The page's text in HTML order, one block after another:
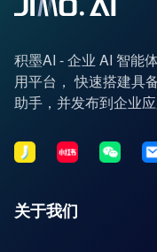
积墨AI - 企业 AI 智能
用平台， 快速搭建具
助手，并发布到企业应
关于我们